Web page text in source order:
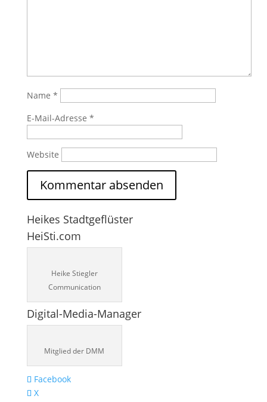
Name *
E-Mail-Adresse *
Website
Heikes Stadtgeflüster
HeiSti.com
Heike Stiegler
Communication
Digital-Media-Manager
Mitglied der DMM
Facebook
X